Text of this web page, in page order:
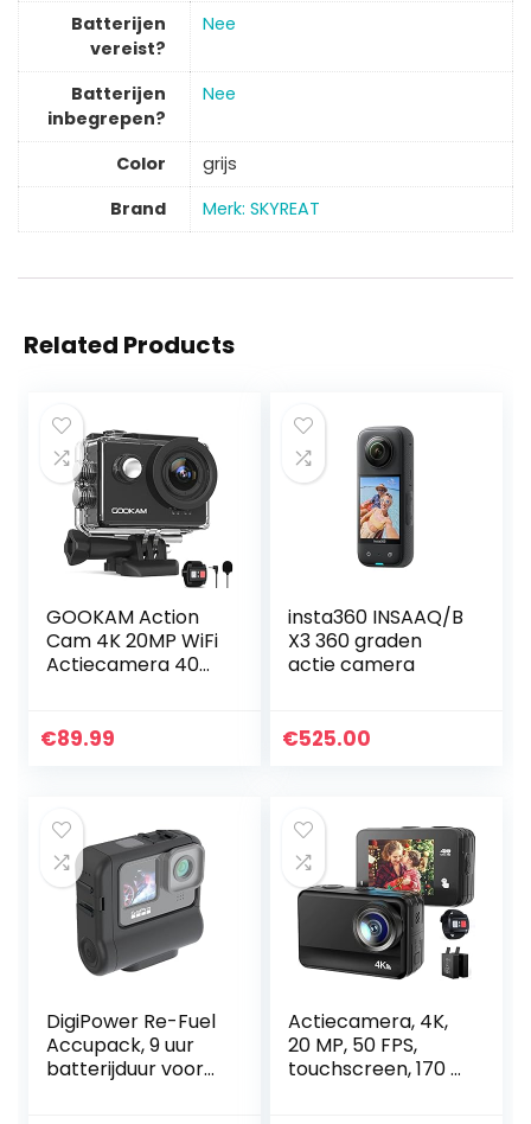
Batterijen
vereist?
‎Nee
Batterijen
inbegrepen?
‎Nee
Color
‎grijs
Brand
Merk: SKYREAT
Related Products
GOOKAM Action
Cam 4K 20MP WiFi
Actiecamera 40M
met externe
€89.99
insta360 INSAAQ/B
X3 360 graden
actie camera
€525.00
DigiPower Re-Fuel
Accupack, 9 uur
batterijduur voor
Actiecamera, 4K,
20 MP, 50 FPS,
touchscreen, 170 °